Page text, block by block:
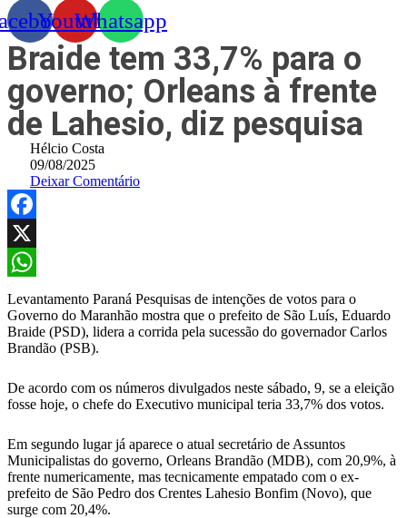
YoutubeWhatsapp
Braide tem 33,7% para o
governo; Orleans à frente
de Lahesio, diz pesquisa
Hélcio Costa
09/08/2025
Deixar Comentário
Facebook
X
WhatsApp
Levantamento Paraná Pesquisas de intenções de votos para o
Governo do Maranhão mostra que o prefeito de São Luís, Eduardo
Braide (PSD), lidera a corrida pela sucessão do governador Carlos
Brandão (PSB).
De acordo com os números divulgados neste sábado, 9, se a eleição
fosse hoje, o chefe do Executivo municipal teria 33,7% dos votos.
Em segundo lugar já aparece o atual secretário de Assuntos
Municipalistas do governo, Orleans Brandão (MDB), com 20,9%, à
frente numericamente, mas tecnicamente empatado com o ex-
prefeito de São Pedro dos Crentes Lahesio Bonfim (Novo), que
surge com 20,4%.